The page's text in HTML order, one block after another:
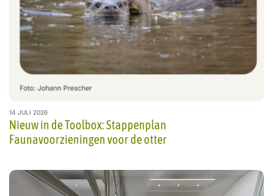
14 JULI 2026
Nieuw in de Toolbox: Stappenplan
Faunavoorzieningen voor de otter